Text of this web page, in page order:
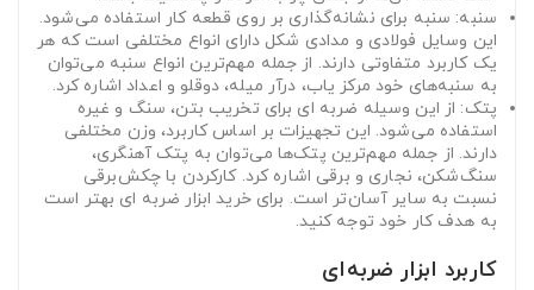
سنبه: سنبه برای نشانه‌گذاری بر روی قطعه کار استفاده می‌شود.
این وسایل فولادی و مدادی شکل دارای انواع مختلفی است که هر
یک کاربرد متفاوتی دارند. از جمله مهم‌ترین انواع سنبه می‌توان
به سنبه‌های خود مرکز یاب، درآر میله، دوقلو و اعداد اشاره کرد.
پتک: از این وسیله ضربه‌ ای برای تخریب بتن، سنگ و غیره
استفاده می‌شود. این تجهیزات بر اساس کاربرد، وزن مختلفی
دارند. از جمله مهم‌ترین پتک‌ها می‌توان به پتک آهنگری،
سنگ‌شکن، نجاری و برقی اشاره کرد. کارکردن با چکش‌برقی
نسبت به سایر آسان‌تر است. برای خرید ابزار ضربه‌ ای بهتر است
به هدف کار خود توجه کنید.
کاربرد ابزار ضربه‌ای